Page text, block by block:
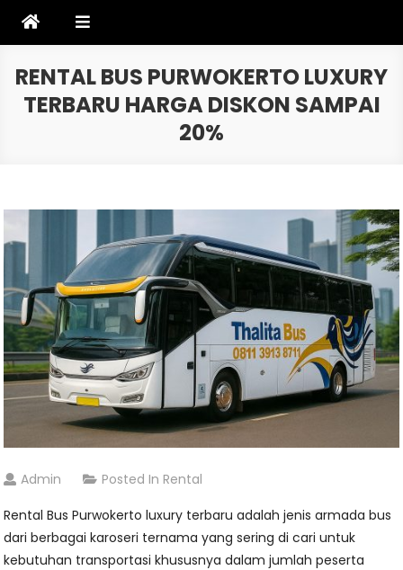
RENTAL BUS PURWOKERTO LUXURY
TERBARU HARGA DISKON SAMPAI
20%
Admin Posted In Rental
Rental Bus Purwokerto luxury terbaru adalah jenis armada bus
dari berbagai karoseri ternama yang sering di cari untuk
kebutuhan transportasi khususnya dalam jumlah peserta